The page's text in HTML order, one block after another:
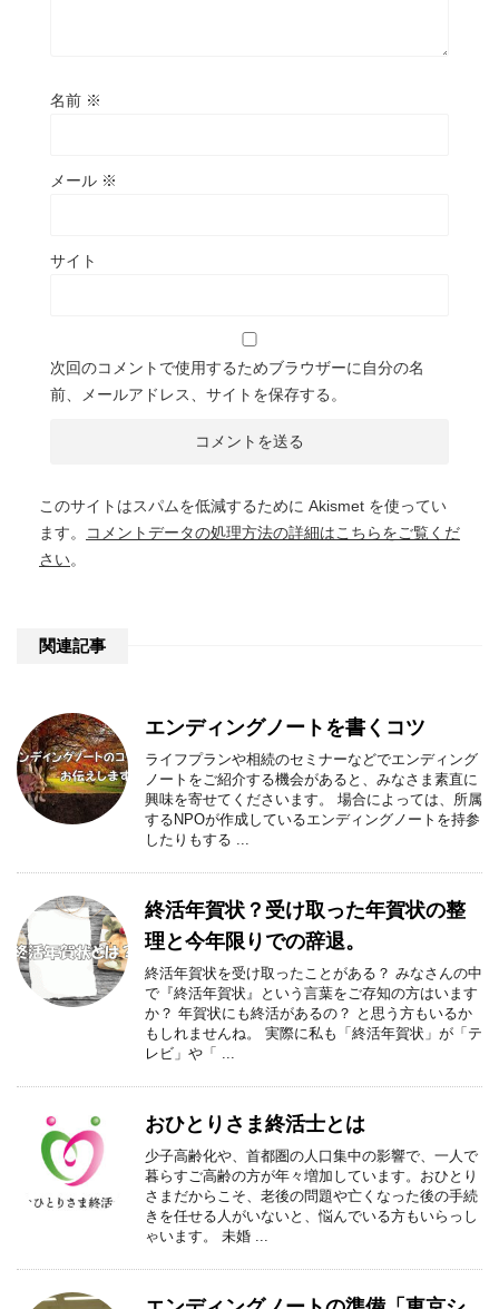
名前 ※
メール ※
サイト
次回のコメントで使用するためブラウザーに自分の名
前、メールアドレス、サイトを保存する。
このサイトはスパムを低減するために Akismet を使ってい
ます。
コメントデータの処理方法の詳細はこちらをご覧くだ
さい。
関連記事
エンディングノートを書くコツ
ライフプランや相続のセミナーなどでエンディング
ノートをご紹介する機会があると、みなさま素直に
興味を寄せてくださいます。 場合によっては、所属
するNPOが作成しているエンディングノートを持参
したりもする ...
終活年賀状？受け取った年賀状の整
理と今年限りでの辞退。
終活年賀状を受け取ったことがある？ みなさんの中
で『終活年賀状』という言葉をご存知の方はいます
か？ 年賀状にも終活があるの？ と思う方もいるか
もしれませんね。 実際に私も「終活年賀状」が「テ
レビ」や「 ...
おひとりさま終活士とは
少子高齢化や、首都圏の人口集中の影響で、一人で
暮らすご高齢の方が年々増加しています。おひとり
さまだからこそ、老後の問題や亡くなった後の手続
きを任せる人がいないと、悩んでいる方もいらっし
ゃいます。 未婚 ...